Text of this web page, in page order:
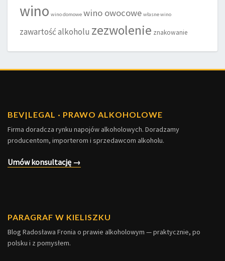
wino wino domowe wino owocowe własne wino
zawartość alkoholu zezwolenie znakowanie
BEV| LEGAL · PRAWO ALKOHOLOWE
Firma doradcza rynku napojów alkoholowych. Doradzamy
producentom, importerom i sprzedawcom alkoholu.
Umów konsultację →
PARAGRAF W KIELISZKU
Blog Radosława Fronia o prawie alkoholowym — praktycznie, po
polsku i z pomysłem.